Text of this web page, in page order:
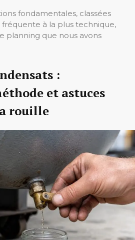
fondamentales, classées
à la plus technique,
planning que nous avons
:
et astuces
rouille